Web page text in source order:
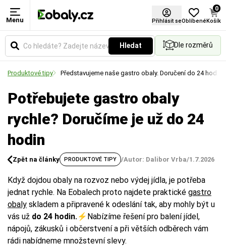
Menu Přihlásit seOblíbené
0
Košík
Hledat Dle rozměrů
Produktové tipy Představujeme naše gastro obaly. Doručení do 24 hod.
Potřebujete gastro obaly
rychle? Doručíme je už do 24
hodin
Zpět na články PRODUKTOVÉ TIPY /Autor: Dalibor Vrba/1.7.2026
Když dojdou obaly na rozvoz nebo výdej jídla, je potřeba
jednat rychle. Na Eobalech proto najdete praktické gastro
obaly skladem a připravené k odeslání tak, aby mohly být u
vás už do 24 hodin.⚡ Nabízíme řešení pro balení jídel,
nápojů, zákusků i občerstvení a při větších odběrech vám
rádi nabídneme množstevní slevy.